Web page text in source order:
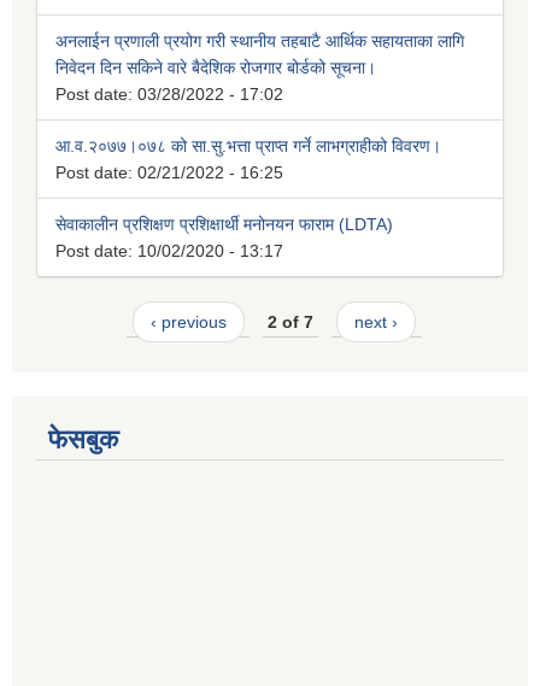
अनलाईन प्रणाली प्रयोग गरी स्थानीय तहबाटै आर्थिक सहायताका लागि
निवेदन दिन सकिने वारे बैदेशिक रोजगार बोर्डको सूचना।
Post date: 03/28/2022 - 17:02
आ.व.२०७७।०७८ को सा.सु.भत्ता प्राप्त गर्ने लाभग्राहीको विवरण।
Post date: 02/21/2022 - 16:25
सेवाकालीन प्रशिक्षण प्रशिक्षार्थी मनोनयन फाराम (LDTA)
Post date: 10/02/2020 - 13:17
‹ previous 2 of 7 next ›
फेसबुक